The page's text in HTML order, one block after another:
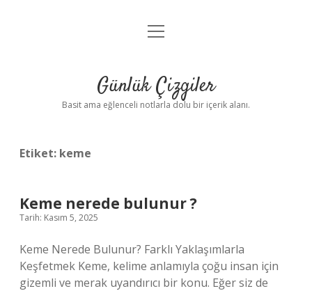
Anasayfa
Yasal Uyarı
menüyü
Günlük Çizgiler
Basit ama eğlenceli notlarla dolu bir içerik alanı.
Etiket: keme
Keme nerede bulunur ?
Tarih: Kasım 5, 2025
Keme Nerede Bulunur? Farklı Yaklaşımlarla
Keşfetmek Keme, kelime anlamıyla çoğu insan için
gizemli ve merak uyandırıcı bir konu. Eğer siz de